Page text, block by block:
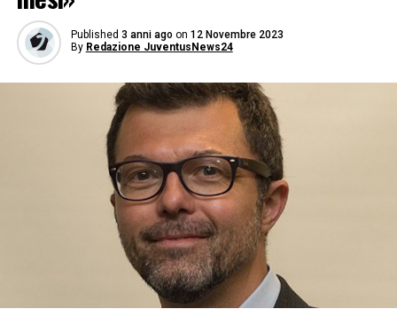
Published 3 anni ago on 12 Novembre 2023
By Redazione JuventusNews24